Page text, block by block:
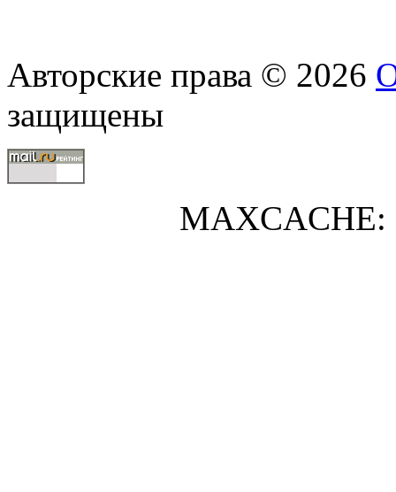
Авторские права © 2026
защищены
MAXCACHE: